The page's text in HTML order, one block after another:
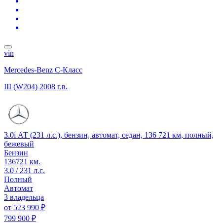
vin
Mercedes-Benz C-Класс
III (W204) 2008 г.в.
3.0i АТ (231 л.с.), бензин, автомат, седан, 136 721 км, полный,
бежевый
Бензин
136721 км.
3.0 / 231 л.с.
Полный
Автомат
3 владельца
от 523 990 ₽
799 900 ₽